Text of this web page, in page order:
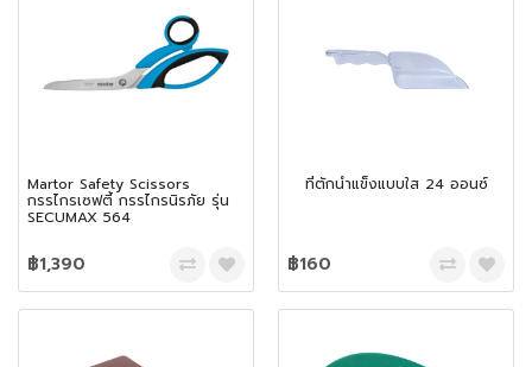
Martor Safety Scissors
กรรไกรเซฟตี้ กรรไกรนิรภัย รุ่น
SECUMAX 564
฿1,390
ที่ตักน้ำแข็งแบบใส 24 ออนซ์
฿160